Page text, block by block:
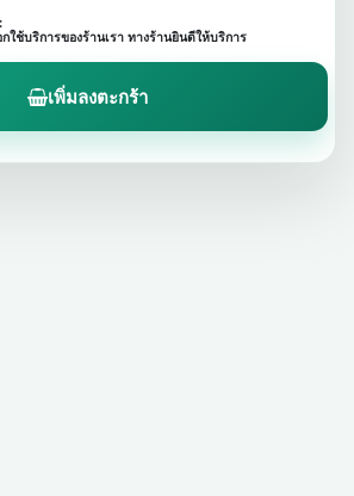
ช้บริการของร้านเรา ทางร้านยินดีให้บริการ
เพิ่มลงตะกร้า